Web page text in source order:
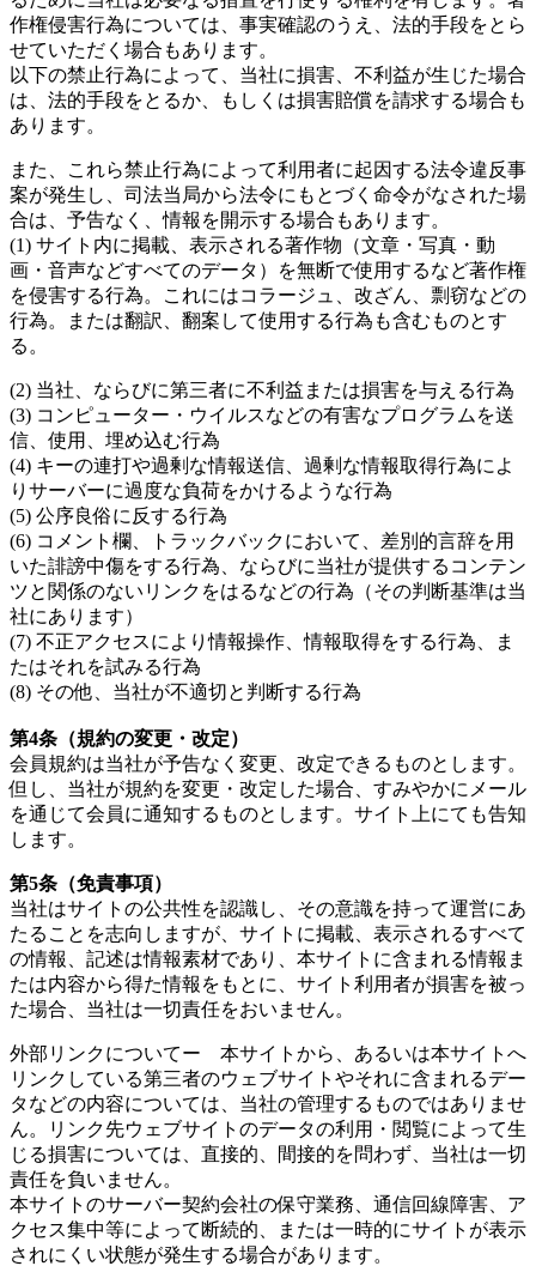
作権侵害行為については、事実確認のうえ、法的手段をとら
せていただく場合もあります。
以下の禁止行為によって、当社に損害、不利益が生じた場合
は、法的手段をとるか、もしくは損害賠償を請求する場合も
あります。
また、これら禁止行為によって利用者に起因する法令違反事
案が発生し、司法当局から法令にもとづく命令がなされた場
合は、予告なく、情報を開示する場合もあります。
(1) サイト内に掲載、表示される著作物（文章・写真・動
画・音声などすべてのデータ）を無断で使用するなど著作権
を侵害する行為。これにはコラージュ、改ざん、剽窃などの
行為。または翻訳、翻案して使用する行為も含むものとす
る。
(2) 当社、ならびに第三者に不利益または損害を与える行為
(3) コンピューター・ウイルスなどの有害なプログラムを送
信、使用、埋め込む行為
(4) キーの連打や過剰な情報送信、過剰な情報取得行為によ
りサーバーに過度な負荷をかけるような行為
(5) 公序良俗に反する行為
(6) コメント欄、トラックバックにおいて、差別的言辞を用
いた誹謗中傷をする行為、ならびに当社が提供するコンテン
ツと関係のないリンクをはるなどの行為（その判断基準は当
社にあります）
(7) 不正アクセスにより情報操作、情報取得をする行為、ま
たはそれを試みる行為
(8) その他、当社が不適切と判断する行為
第4条（規約の変更・改定）
会員規約は当社が予告なく変更、改定できるものとします。
但し、当社が規約を変更・改定した場合、すみやかにメール
を通じて会員に通知するものとします。サイト上にても告知
します。
第5条（免責事項）
当社はサイトの公共性を認識し、その意識を持って運営にあ
たることを志向しますが、サイトに掲載、表示されるすべて
の情報、記述は情報素材であり、本サイトに含まれる情報ま
たは内容から得た情報をもとに、サイト利用者が損害を被っ
た場合、当社は一切責任をおいません。
外部リンクについてー 本サイトから、あるいは本サイトへ
リンクしている第三者のウェブサイトやそれに含まれるデー
タなどの内容については、当社の管理するものではありませ
ん。リンク先ウェブサイトのデータの利用・閲覧によって生
じる損害については、直接的、間接的を問わず、当社は一切
責任を負いません。
本サイトのサーバー契約会社の保守業務、通信回線障害、ア
クセス集中等によって断続的、または一時的にサイトが表示
されにくい状態が発生する場合があります。